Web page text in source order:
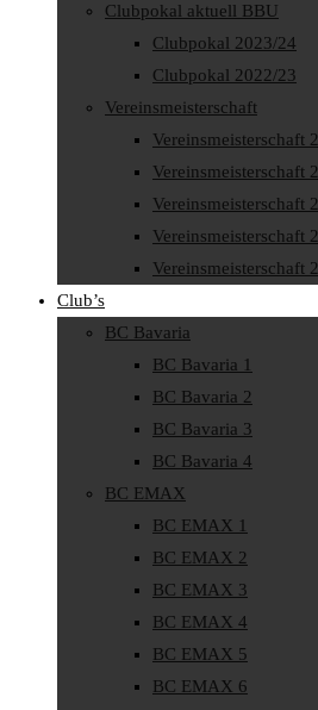
Clubpokal aktuell BBU
Clubpokal 2023/24
Clubpokal 2022/23
Vereinsmeisterschaft
Vereinsmeisterschaft
Vereinsmeisterschaft
Vereinsmeisterschaft
Vereinsmeisterschaft
Vereinsmeisterschaft
Club’s
BC Bavaria
BC Bavaria 1
BC Bavaria 2
BC Bavaria 3
BC Bavaria 4
BC EMAX
BC EMAX 1
BC EMAX 2
BC EMAX 3
BC EMAX 4
BC EMAX 5
BC EMAX 6